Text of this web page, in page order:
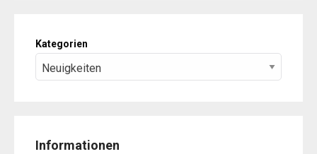
Kategorien
Informationen